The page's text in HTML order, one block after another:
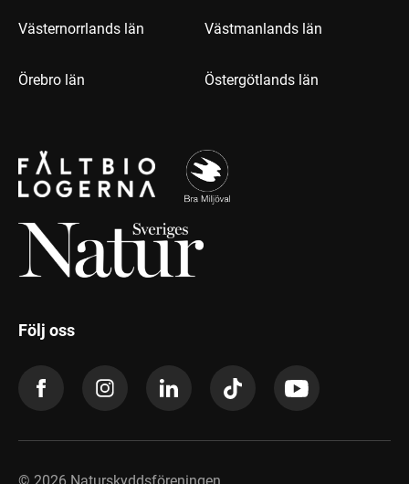
Västernorrlands län Västmanlands län
Örebro län Östergötlands län
Följ oss